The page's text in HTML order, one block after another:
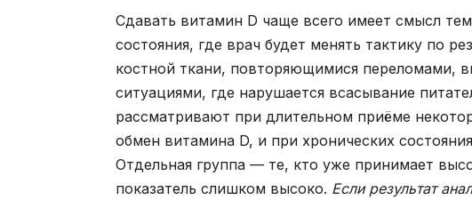
Сдавать витамин D чаще всего имеет смысл
состояния, где врач будет менять тактику по
костной ткани, повторяющимися переломами,
ситуациями, где нарушается всасывание
рассматривают при длительном приёме
обмен витамина D, и при хронических
Отдельная группа — те, кто уже принимает
показатель слишком высоко. Если результат